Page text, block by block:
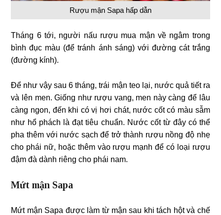
Rượu mận Sapa hấp dẫn
Tháng 6 tới, người nấu rượu mua mận về ngâm trong
bình đục màu (để tránh ánh sáng) với đường cát trắng
(đường kính).
Để như vậy sau 6 tháng, trái mận teo lại, nước quả tiết ra
và lên men. Giống như rượu vang, men này càng để lâu
càng ngon, đến khi có vị hơi chát, nước cốt có màu sẫm
như hổ phách là đạt tiêu chuẩn. Nước cốt từ đây có thể
pha thêm với nước sạch để trở thành rượu nồng độ nhẹ
cho phái nữ, hoặc thêm vào rượu mạnh để có loại rượu
đậm đà dành riêng cho phái nam.
Mứt mận Sapa
Mứt mận Sapa được làm từ mận sau khi tách hột và chế